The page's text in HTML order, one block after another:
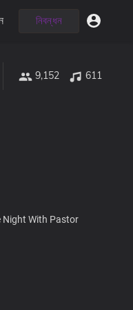
নিবন্ধন
9,152 611
Night With Pastor